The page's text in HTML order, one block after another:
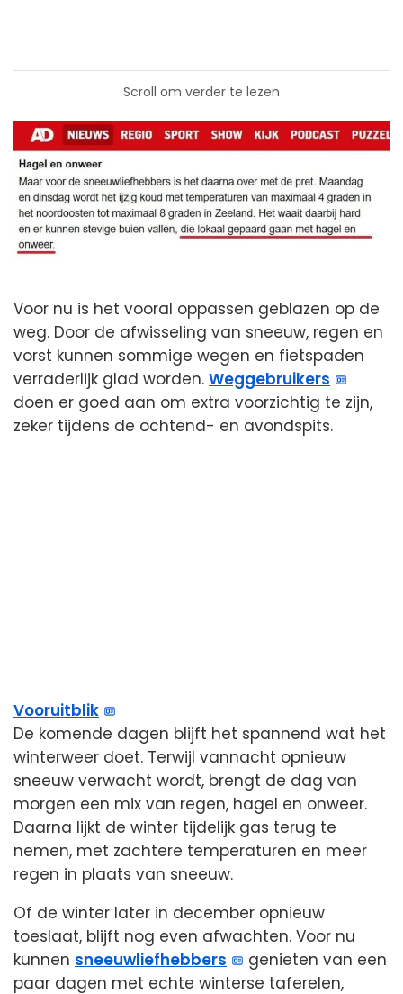
Scroll om verder te lezen
Voor nu is het vooral oppassen geblazen op de
weg. Door de afwisseling van sneeuw, regen en
vorst kunnen sommige wegen en fietspaden
verraderlijk glad worden. Weggebruikers
doen er goed aan om extra voorzichtig te zijn,
zeker tijdens de ochtend- en avondspits.
Vooruitblik
De komende dagen blijft het spannend wat het
winterweer doet. Terwijl vannacht opnieuw
sneeuw verwacht wordt, brengt de dag van
morgen een mix van regen, hagel en onweer.
Daarna lijkt de winter tijdelijk gas terug te
nemen, met zachtere temperaturen en meer
regen in plaats van sneeuw.
Of de winter later in december opnieuw
toeslaat, blijft nog even afwachten. Voor nu
kunnen sneeuwliefhebbers
genieten van een
paar dagen met echte winterse taferelen,